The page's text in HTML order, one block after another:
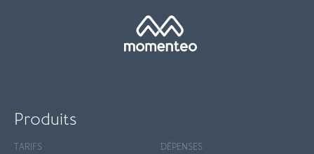
Produits
TARIFS
DÉPENSES